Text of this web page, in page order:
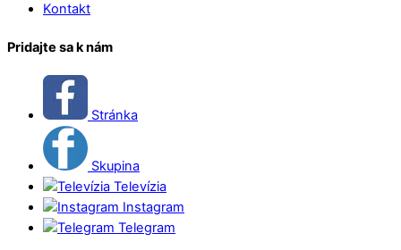
Kontakt
Pridajte sa k nám
Stránka
Skupina
Televízia
Instagram
Telegram